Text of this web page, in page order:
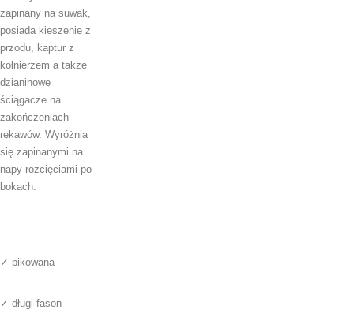
zapinany na suwak,
posiada kieszenie z
przodu, kaptur z
kołnierzem a także
dzianinowe
ściągacze na
zakończeniach
rękawów. Wyróżnia
się zapinanymi na
napy rozcięciami po
bokach.
✓ pikowana
✓ długi fason